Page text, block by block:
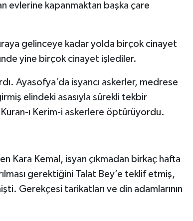
evlerine kapanmaktan başka çare
gelinceye kadar yolda birçok cinayet
yine birçok cinayet işlediler.
Ayasofya’da isyancı askerler, medrese
elindeki asasıyla sürekli tekbir
ı Kerim-i askerlere öptürüyordu.
Kara Kemal, isyan çıkmadan birkaç hafta
gerektiğini Talat Bey’e teklif etmiş,
Gerekçesi tarikatları ve din adamlarının